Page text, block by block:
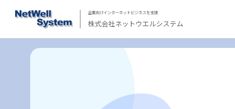
企業向けインターネットビジネスを支援
株式会社ネットウエルシステム